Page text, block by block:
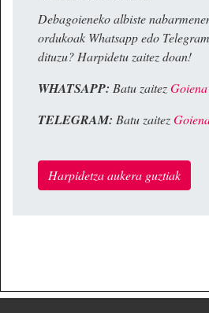
Debagoieneko albiste
ordukoak Whatsapp edo
dituzu? Harpidetu zaitez doan!
WHATSAPP: Batu zaitezGoiena
TELEGRAM: Batu zaitez
Harpidetza aukera guztiak